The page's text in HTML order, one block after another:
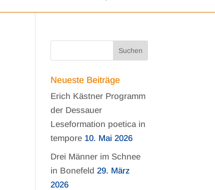
Neueste Beiträge
Erich Kästner Programm
der Dessauer
Leseformation poetica in
tempore 10. Mai 2026
Drei Männer im Schnee
in Bonefeld 29. März
2026